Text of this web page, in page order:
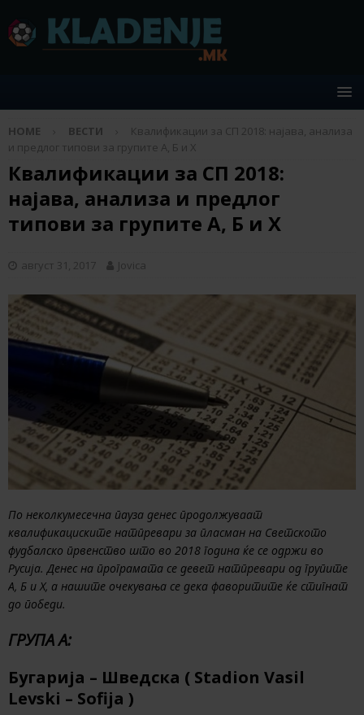
HOME ВЕСТИ
Квалификации за СП 2018: најава, анализа
и предлог типови за групите А, Б и Х
Квалификации за СП 2018:
најава, анализа и предлог
типови за групите А, Б и Х
август 31, 2017 Jovica
По неколкумесечна пауза денес продолжуваат
квалификациските натпревари за пласман на Светското
фудбалско првенство што во 2018 година ќе се одржи во
Русија. Денес на програмата се девет натпревари од групите
А, Б и Х, а нашите очекувања се дека фаворитите ќе стигнат
до победи.
ГРУПА А:
Бугарија – Шведска ( Stadion Vasil
Levski – Sofija )